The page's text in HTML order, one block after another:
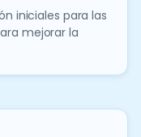
iniciales para las
mejorar la